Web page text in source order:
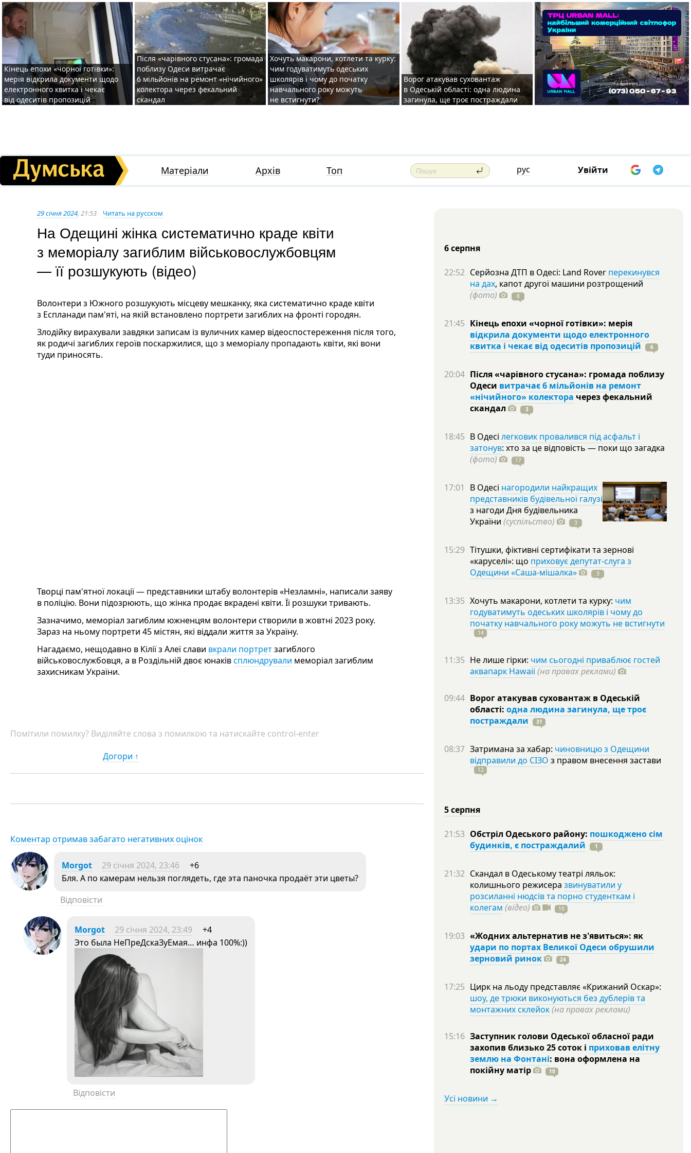
Кінець епохи «чорної готівки»:
мерія відкрила документи щодо
електронного квитка і чекає
від одеситів пропозицій
Після «чарівного стусана»: громада
поблизу Одеси витрачає
6 мільйонів на ремонт «нічийного»
колектора через фекальний
скандал
Хочуть макарони, котлети та курку:
чим годуватимуть одеських
школярів і чому до початку
навчального року можуть
не встигнути?
Ворог атакував суховантаж
в Одеській області: одна людина
загинула, ще троє постраждали
Матеріали Архів Топ рус Увійти
29 січня 2024, 21:53 Читать на русском
На Одещині жінка систематично краде квіти
з меморіалу загиблим військовослужбовцям
— її розшукують (відео)
Волонтери з Южного розшукують місцеву мешканку, яка систематично краде квіти
з Еспланади пам'яті, на якій встановлено портрети загиблих на фронті городян.
Злодійку вирахували завдяки записам із вуличних камер відеоспостереження після того,
як родичі загиблих героїв поскаржилися, що з меморіалу пропадають квіти, які вони
туди приносять.
Творці пам'ятної локації — представники штабу волонтерів «Незламні», написали заяву
в поліцію. Вони підозрюють, що жінка продає вкрадені квіти. Її розшуки тривають.
Зазначимо, меморіал загиблим южненцям волонтери створили в жовтні 2023 року.
Зараз на ньому портрети 45 містян, які віддали життя за Україну.
Нагадаємо, нещодавно в Кілії з Алеї слави вкрали портретзагиблого
військовослужбовця, а в Роздільній двоє юнаківсплюндрували меморіал загиблим
захисникам України.
Помітили помилку? Виділяйте слова з помилкою та натискайте control-enter
Догори ↑
Коментар отримав забагато негативних оцінок
Morgot 29 січня 2024, 23:46
+6
Бля. А по камерам нельзя поглядеть, где эта паночка продаёт эти цветы?
Відповісти
Morgot 29 січня 2024, 23:49
+4
Это была НеПреДскаЗуЕмая… инфа 100%:))
Відповісти
6 серпня
22:52 Серйозна ДТП в Одесі: Land Rover перекинувся
на дах, капот другої машини розтрощений
(фото)
8
21:45 Кінець епохи «чорної готівки»: мерія
відкрила документи щодо електронного
квитка і чекає від одеситів пропозицій
6
20:04 Після «чарівного стусана»: громада поблизу
Одеси витрачає 6 мільйонів на ремонт
«нічийного» колектора через фекальний
скандал
3
18:45 В Одесі легковик провалився під асфальт і
затонув: хто за це відповість — поки що загадка
(фото)
17
17:01 В Одесі нагородили найкращих
представників будівельної галузі
з нагоди Дня будівельника
України (суспільство) 3
15:29 Тітушки, фіктивні сертифікати та зернові
«каруселі»: що приховує депутат-слуга з
Одещини «Саша-мішалка»
3
13:35 Хочуть макарони, котлети та курку: чим
годуватимуть одеських школярів і чому до
початку навчального року можуть не встигнути
14
11:35 Не лише гірки: чим сьогодні приваблює гостей
аквапарк Hawaii (на правах реклами)
09:44 Ворог атакував суховантаж в Одеській
області: одна людина загинула, ще троє
постраждали
31
08:37 Затримана за хабар: чиновницю з Одещини
відправили до СІЗО з правом внесення застави
12
5 серпня
21:53 Обстріл Одеського району: пошкоджено сім
будинків, є постраждалий
1
21:32 Скандал в Одеському театрі ляльок:
колишнього режисера звинуватили у
розсиланні нюдсів та порно студенткам і
колегам (відео) 10
19:03 «Жодних альтернатив не з'явиться»: як
удари по портах Великої Одеси обрушили
зерновий ринок
24
17:25 Цирк на льоду представляє «Крижаний Оскар»:
шоу, де трюки виконуються без дублерів та
монтажних склейок(на правах реклами)
15:16 Заступник голови Одеської обласної ради
захопив близько 25 соток і приховав елітну
землю на Фонтані: вона оформлена на
покійну матір 10
Усі новини →